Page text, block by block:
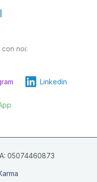
con noi:
Linkedin
05074460873